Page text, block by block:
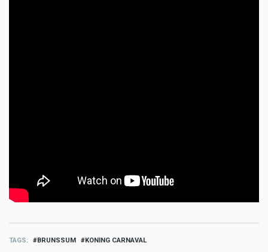
TAGS BRUNSSUM KONING CARNAVAL